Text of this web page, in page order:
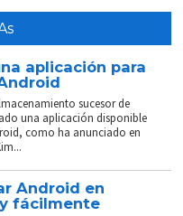
aplicación para
sucesor de
una aplicación disponible
como ha anunciado en
Android en
fácilmente